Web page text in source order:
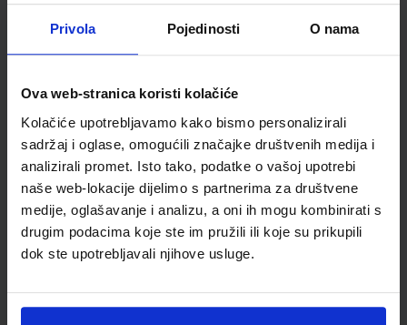
Privola Pojedinosti O nama
Ova web-stranica koristi kolačiće
Kolačiće upotrebljavamo kako bismo personalizirali
sadržaj i oglase, omogućili značajke društvenih medija i
analizirali promet. Isto tako, podatke o vašoj upotrebi
naše web-lokacije dijelimo s partnerima za društvene
medije, oglašavanje i analizu, a oni ih mogu kombinirati s
drugim podacima koje ste im pružili ili koje su prikupili
dok ste upotrebljavali njihove usluge.
Nakladnik
ŠKOLSKA KNJIGA d.d.
Vrsta školske knjige
RADNI MATERIJALI
Vrsta škole
1 OSNOVNA
Nastavni predmet
TEHNIČKA KULTURA
Reg br min
6161-DOM